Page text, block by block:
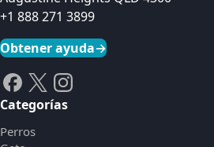
+1 888 271 3899
Obtener ayuda→
Categorías
Perros